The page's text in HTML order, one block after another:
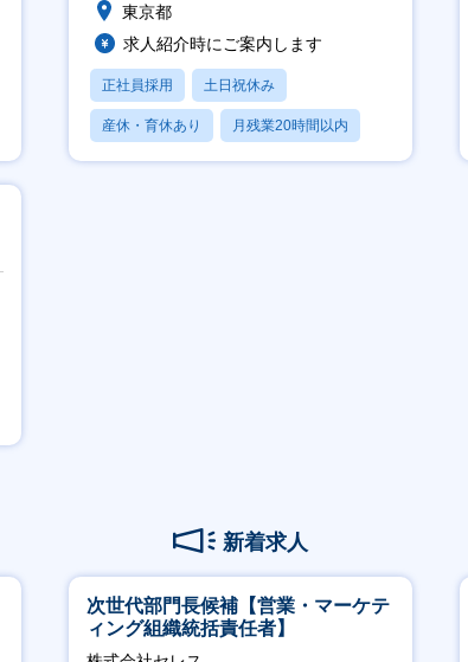
東京都
求人紹介時にご案内します
正社員採用 土日祝休み
産休・育休あり 月残業20時間以内
賞与あり
新着求人
次世代部門長候補【営業・マーケテ
ィング組織統括責任者】